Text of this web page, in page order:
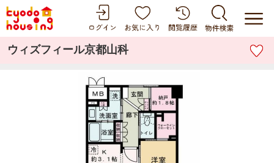
ウィズフィール京都山科